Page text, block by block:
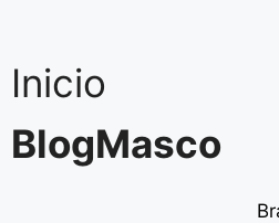
Inicio
BlogMasco